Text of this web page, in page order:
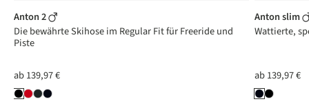
Anton 2
Die bewährte Skihose im Regular Fit für Freeride und
Piste
ab139,97 €
Anton slim
Wattierte,
ab139,97 €